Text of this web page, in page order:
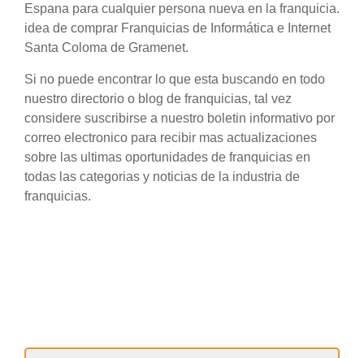
Espana para cualquier persona nueva en la franquicia.
idea de comprar Franquicias de Informática e Internet
Santa Coloma de Gramenet.
Si no puede encontrar lo que esta buscando en todo
nuestro directorio o blog de franquicias, tal vez
considere suscribirse a nuestro boletin informativo por
correo electronico para recibir mas actualizaciones
sobre las ultimas oportunidades de franquicias en
todas las categorias y noticias de la industria de
franquicias.